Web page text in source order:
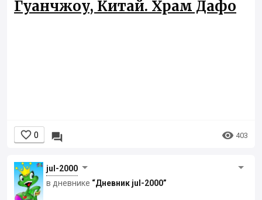
Гуанчжоу, Китай. Храм Дафо
 0   403
jul-2000
в дневнике “Дневник jul-2000”